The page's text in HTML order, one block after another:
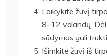
Laikykite žuvį
8–12 valandų.
sūdymas gali
Išimkite žuvį iš